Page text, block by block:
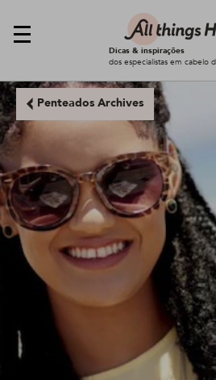
Dicas & inspirações
dos especialistas em cabelo
Penteados Archives